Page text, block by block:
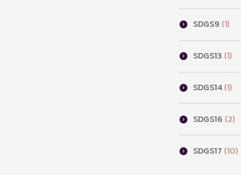
SDGS9 (1)
SDGS13 (1)
SDGS14(1)
SDGS16 (2)
SDGS17 (10)